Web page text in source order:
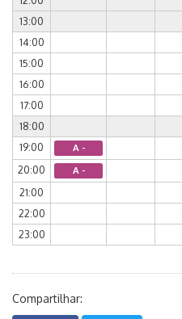
13:00
14:00
15:00
16:00
17:00
18:00
19:00
A -
20:00 A -
21:00
22:00
23:00
Compartilhar: